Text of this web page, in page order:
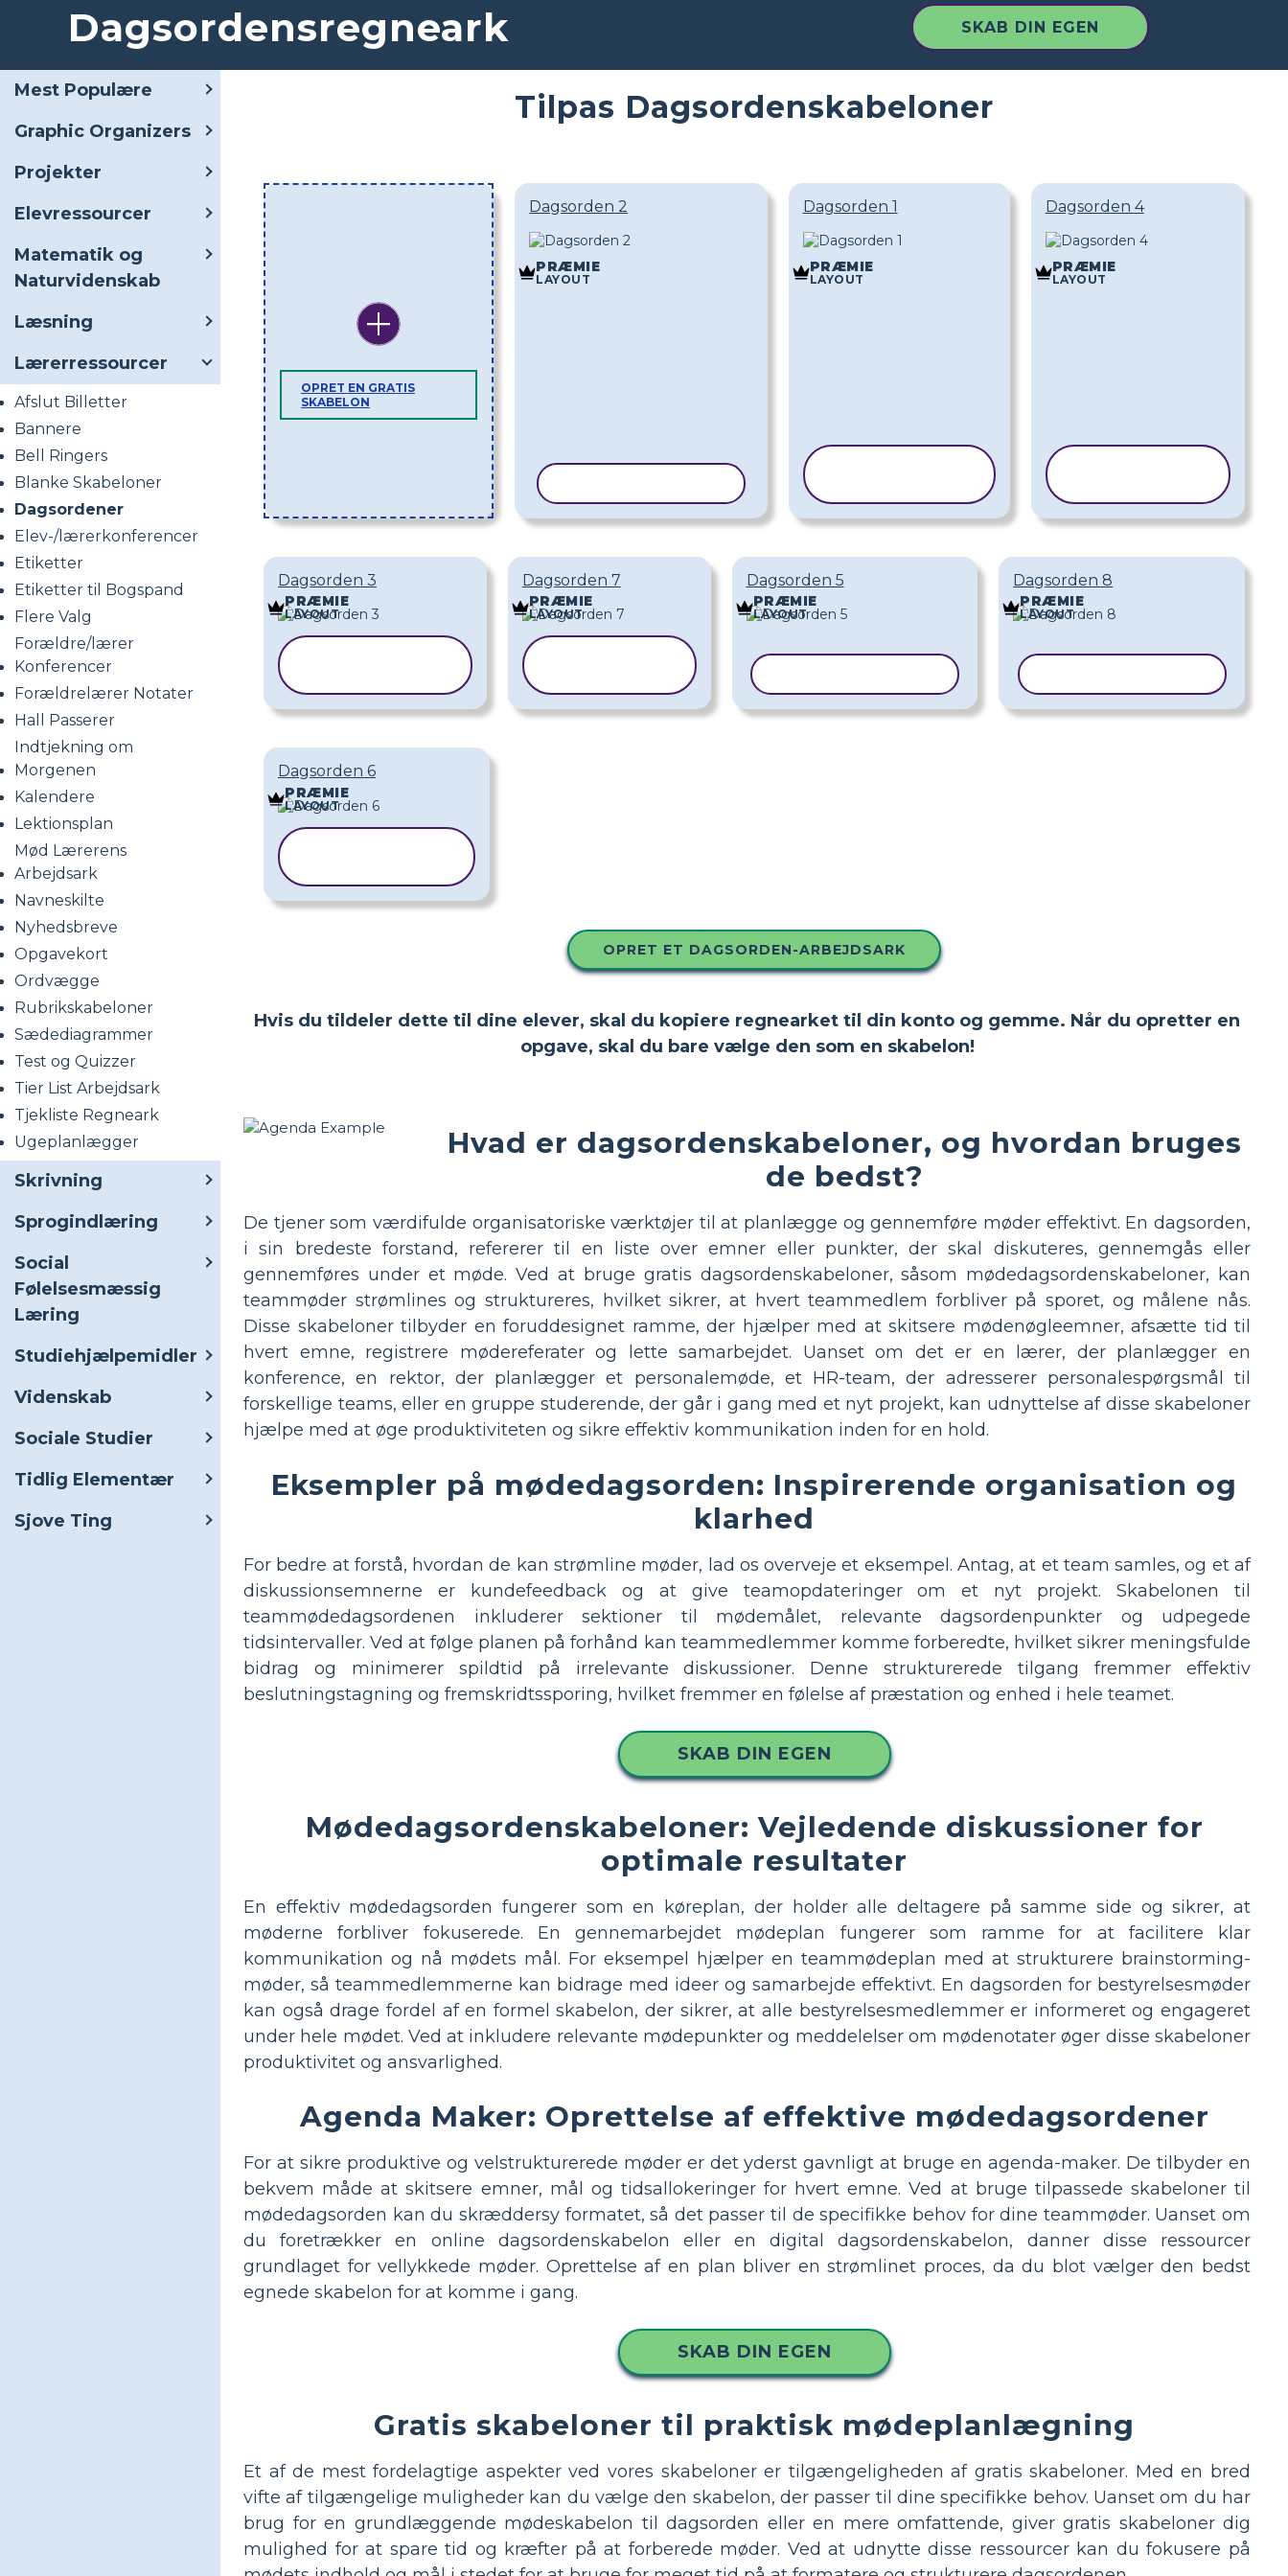
Dagsordensregneark SKAB DIN EGEN
Mest Populære
Graphic Organizers
Projekter
Elevressourcer
Matematik og
Naturvidenskab
Læsning
Lærerressourcer
Afslut Billetter
Bannere
Bell Ringers
Blanke Skabeloner
Dagsordener
Elev-/lærerkonferencer
Etiketter
Etiketter til Bogspand
Flere Valg
Forældre/lærer
Konferencer
Forældrelærer Notater
Hall Passerer
Indtjekning om
Morgenen
Kalendere
Lektionsplan
Mød Lærerens
Arbejdsark
Navneskilte
Nyhedsbreve
Opgavekort
Ordvægge
Rubrikskabeloner
Sædediagrammer
Test og Quizzer
Tier List Arbejdsark
Tjekliste Regneark
Ugeplanlægger
Skrivning
Sprogindlæring
Social
Følelsesmæssig
Læring
Studiehjælpemidler
Videnskab
Sociale Studier
Tidlig Elementær
Sjove Ting
Tilpas Dagsordenskabeloner
OPRET EN GRATIS
SKABELON
Dagsorden 2
PRÆMIE
LAYOUT
Dagsorden 1
PRÆMIE
LAYOUT
Dagsorden 4
PRÆMIE
LAYOUT
Dagsorden 3
PRÆMIE
LAYOUT
Dagsorden 7
PRÆMIE
LAYOUT
Dagsorden 5
PRÆMIE
LAYOUT
Dagsorden 8
PRÆMIE
LAYOUT
Dagsorden 6
PRÆMIE
LAYOUT
OPRET ET DAGSORDEN-ARBEJDSARK
Hvis du tildeler dette til dine elever, skal du kopiere regnearket til din konto og gemme. Når du opretter en
opgave, skal du bare vælge den som en skabelon!
Hvad er dagsordenskabeloner, og hvordan bruges
de bedst?
De tjener som værdifulde organisatoriske værktøjer til at planlægge og gennemføre møder effektivt. En dagsorden,
i sin bredeste forstand, refererer til en liste over emner eller punkter, der skal diskuteres, gennemgås eller
gennemføres under et møde. Ved at bruge gratis dagsordenskabeloner, såsom mødedagsordenskabeloner, kan
teammøder strømlines og struktureres, hvilket sikrer, at hvert teammedlem forbliver på sporet, og målene nås.
Disse skabeloner tilbyder en foruddesignet ramme, der hjælper med at skitsere mødenøgleemner, afsætte tid til
hvert emne, registrere mødereferater og lette samarbejdet. Uanset om det er en lærer, der planlægger en
konference, en rektor, der planlægger et personalemøde, et HR-team, der adresserer personalespørgsmål til
forskellige teams, eller en gruppe studerende, der går i gang med et nyt projekt, kan udnyttelse af disse skabeloner
hjælpe med at øge produktiviteten og sikre effektiv kommunikation inden for en hold.
Eksempler på mødedagsorden: Inspirerende organisation og
klarhed
For bedre at forstå, hvordan de kan strømline møder, lad os overveje et eksempel. Antag, at et team samles, og et af
diskussionsemnerne er kundefeedback og at give teamopdateringer om et nyt projekt. Skabelonen til
teammødedagsordenen inkluderer sektioner til mødemålet, relevante dagsordenpunkter og udpegede
tidsintervaller. Ved at følge planen på forhånd kan teammedlemmer komme forberedte, hvilket sikrer meningsfulde
bidrag og minimerer spildtid på irrelevante diskussioner. Denne strukturerede tilgang fremmer effektiv
beslutningstagning og fremskridtssporing, hvilket fremmer en følelse af præstation og enhed i hele teamet.
SKAB DIN EGEN
Mødedagsordenskabeloner: Vejledende diskussioner for
optimale resultater
En effektiv mødedagsorden fungerer som en køreplan, der holder alle deltagere på samme side og sikrer, at
møderne forbliver fokuserede. En gennemarbejdet mødeplan fungerer som ramme for at facilitere klar
kommunikation og nå mødets mål. For eksempel hjælper en teammødeplan med at strukturere brainstorming-
møder, så teammedlemmerne kan bidrage med ideer og samarbejde effektivt. En dagsorden for bestyrelsesmøder
kan også drage fordel af en formel skabelon, der sikrer, at alle bestyrelsesmedlemmer er informeret og engageret
under hele mødet. Ved at inkludere relevante mødepunkter og meddelelser om mødenotater øger disse skabeloner
produktivitet og ansvarlighed.
Agenda Maker: Oprettelse af effektive mødedagsordener
For at sikre produktive og velstrukturerede møder er det yderst gavnligt at bruge en agenda-maker. De tilbyder en
bekvem måde at skitsere emner, mål og tidsallokeringer for hvert emne. Ved at bruge tilpassede skabeloner til
mødedagsorden kan du skræddersy formatet, så det passer til de specifikke behov for dine teammøder. Uanset om
du foretrækker en online dagsordenskabelon eller en digital dagsordenskabelon, danner disse ressourcer
grundlaget for vellykkede møder. Oprettelse af en plan bliver en strømlinet proces, da du blot vælger den bedst
egnede skabelon for at komme i gang.
SKAB DIN EGEN
Gratis skabeloner til praktisk mødeplanlægning
Et af de mest fordelagtige aspekter ved vores skabeloner er tilgængeligheden af ​​gratis skabeloner. Med en bred
vifte af tilgængelige muligheder kan du vælge den skabelon, der passer til dine specifikke behov. Uanset om du har
brug for en grundlæggende mødeskabelon til dagsorden eller en mere omfattende, giver gratis skabeloner dig
mulighed for at spare tid og kræfter på at forberede møder. Ved at udnytte disse ressourcer kan du fokusere på